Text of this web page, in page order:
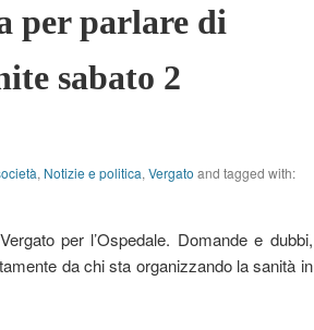
per parlare di
sabato 2
, Notizie e politica, Vergato and tagged with:
per l’Ospedale. Domande e dubbi,
da chi sta organizzando la sanità in